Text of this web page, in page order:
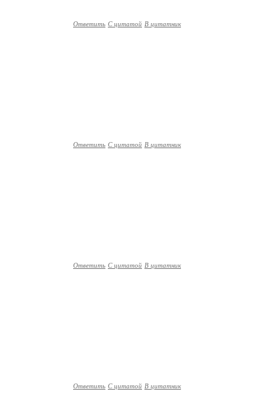
Ответить С цитатой В цитатник
Ответить С цитатой В цитатник
Ответить С цитатой В цитатник
Ответить С цитатой В цитатник